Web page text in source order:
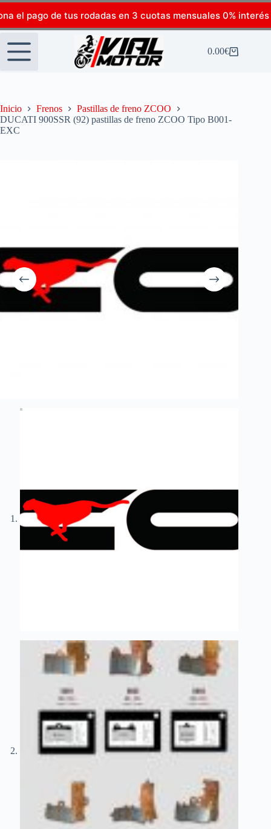
el pago de tus rodadas en 3 cuotas mensuales 0% interés
0.00€
Inicio Frenos
Pastillas de freno ZCOO
DUCATI 900SSR (92) pastillas de freno ZCOO Tipo B001-
EXC